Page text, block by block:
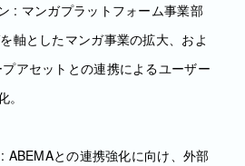
: マンガプラットフォーム事業部
軸としたマンガ事業の拡大、およ
アセットとの連携によるユーザー
ABEMAとの連携強化に向け、外部